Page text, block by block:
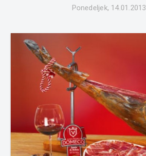
Ponedeljek, 14.01.2013